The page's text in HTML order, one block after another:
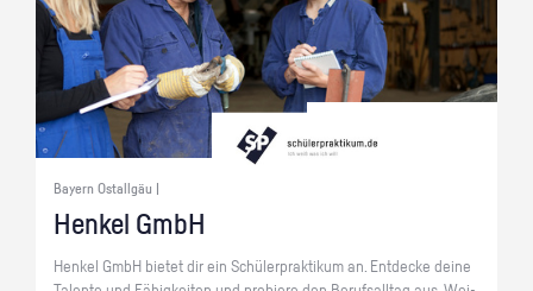
Bayern Ostallgäu |
Hen­kel GmbH
Hen­kel GmbH bie­tet dir ein Schü­ler­prak­ti­kum an. Ent­de­cke deine